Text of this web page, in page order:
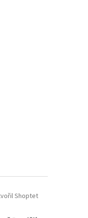
Shoptet